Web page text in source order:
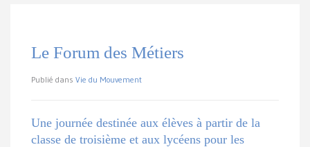
Le Forum des Métiers
Publié dans Vie du Mouvement
Une journée destinée aux élèves à partir de la
classe de troisième et aux lycéens pour les